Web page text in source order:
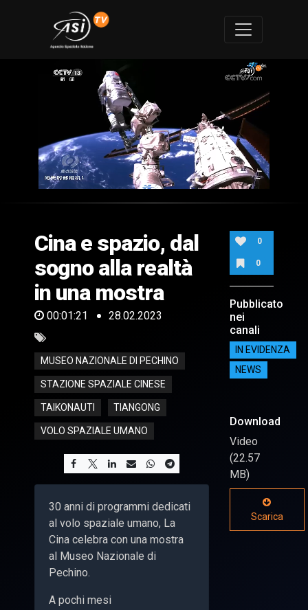
of
21
seconds
Cina e spazio, dal
sogno alla realtà
in una mostra
00:01:21 28.02.2023
MUSEO NAZIONALE DI PECHINO
STAZIONE SPAZIALE CINESE
TAIKONAUTI TIANGONG
VOLO SPAZIALE UMANO
30 anni di programmi dedicati
al volo spaziale umano, La
Cina celebra con una mostra
al Museo Nazionale di
Pechino.
A pochi mesi
0
0
Pubblicato
nei
canali
IN EVIDENZA
NEWS
Download
Video
(22.57
MB)
Scarica